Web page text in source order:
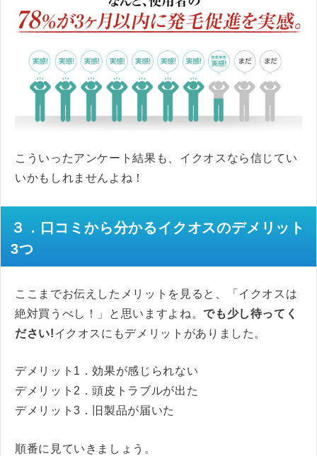
こういったアンケート結果も、イクオスなら信じてい
いかもしれませんよね！
３．口コミから分かるイクオスのデメリット
3つ
ここまでお伝えしたメリットを見ると、「イクオスは
絶対買うべし！」と思いますよね。でも少し待ってく
ださい!イクオスにもデメリットがありました。
デメリット1．効果が感じられない
デメリット2．頭皮トラブルが出た
デメリット3．旧製品が届いた
順番に見ていきましょう。